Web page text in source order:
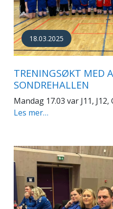
18.03.2025
TRENINGSØKT MED
SONDREHALLEN
Mandag 17.03 var J11, J12,
Les mer…